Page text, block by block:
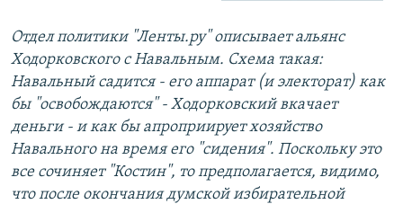
Отдел политики "Ленты.ру" описывает альянс
Ходорковского с Навальным. Схема такая:
Навальный садится - его аппарат (и электорат) как
бы "освобождаются" - Ходорковский вкачает
деньги - и как бы апроприирует хозяйство
Навального на время его "сидения". Поскольку это
все сочиняет "Костин", то предполагается, видимо,
что после окончания думской избирательной